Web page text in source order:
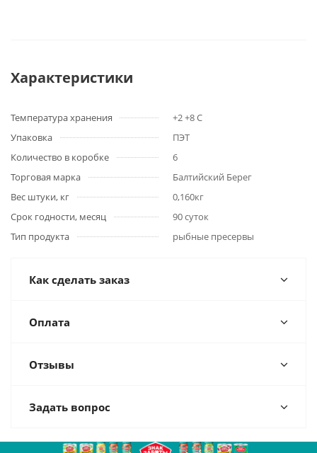
Характеристики
Температура хранения
+2 +8 С
Упаковка
ПЭТ
Количество в коробке
6
Торговая марка
Балтийский Берег
Вес штуки, кг
0,160кг
Срок годности, месяц
90 суток
Тип продукта
рыбные пресервы
Как сделать заказ
Оплата
Отзывы
Задать вопрос